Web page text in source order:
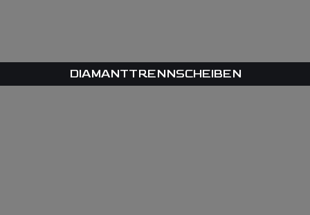
DIAMANTTRENNSCHEIBEN